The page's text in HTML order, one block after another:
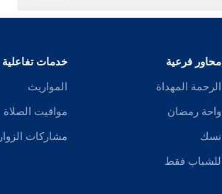
محاور فرعية
الرحمة المهداة
واحة رمضان
نسك
للشباب فقط
خدمات تفاعلية
المواريث
مواقيت الصلاة
مشاركات الزوار